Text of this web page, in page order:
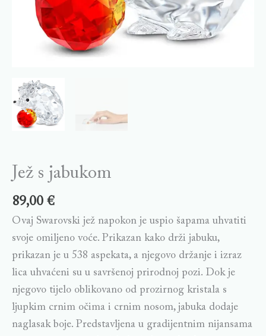
Jež s jabukom
89,00 €
Ovaj Swarovski jež napokon je uspio šapama uhvatiti
svoje omiljeno voće. Prikazan kako drži jabuku,
prikazan je u 538 aspekata, a njegovo držanje i izraz
lica uhvaćeni su u savršenoj prirodnoj pozi. Dok je
njegovo tijelo oblikovano od prozirnog kristala s
ljupkim crnim očima i crnim nosom, jabuka dodaje
naglasak boje. Predstavljena u gradijentnim nijansama